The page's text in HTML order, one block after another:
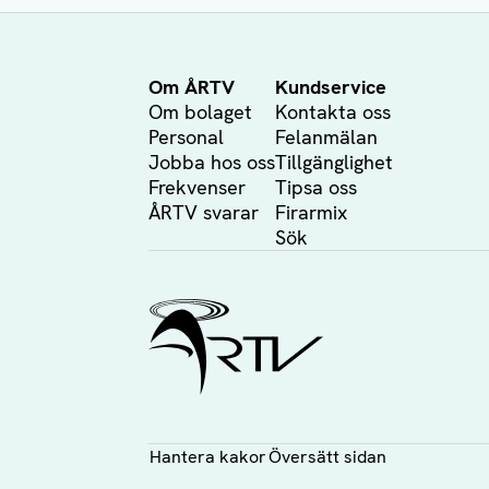
Om ÅRTV
Om bolaget
Personal
Jobba hos oss
Frekvenser
ÅRTV svarar
Kundservice
Kontakta oss
Felanmälan
Tillgänglighet
Tipsa oss
Firarmix
Sök
Ålands Radio & TV
Hantera kakorÖversätt sidan